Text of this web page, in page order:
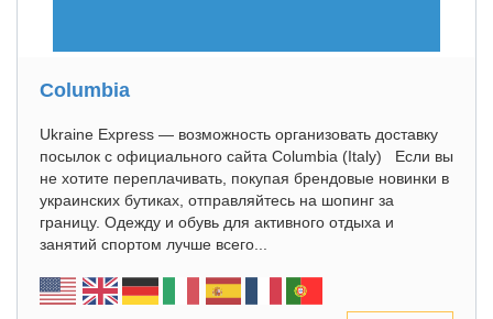
Columbia
Ukraine Express — возможность организовать доставку
посылок с официального сайта Columbia (Italy) Если вы
не хотите переплачивать, покупая брендовые новинки в
украинских бутиках, отправляйтесь на шопинг за
границу. Одежду и обувь для активного отдыха и
занятий спортом лучше всего...